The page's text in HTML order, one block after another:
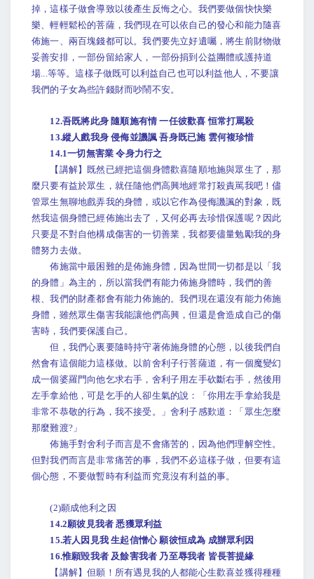
掉，這樣子做會導致以後產生反悔之心。我們要做個快快樂
樂、輕輕鬆松的菩薩，我們現在可以依自己的發心和能力隨喜
佈施一、兩百塊錢都可以。我們要先立好遺囑，將生前財物做
妥善安排，一部份留給家人，一部份捐到公益團體或護持道
場...等等。這樣子做既可以利益自己也可以利益他人，不要讓
我們的子女為些許錢財而吵鬧不安。
12.吾既將此身 隨順施有情 一任彼歡喜 恒常打罵殺
13.縱人戲我身 侵侮並譏諷 吾身既已施 雲何複珍惜
14.1一切無害業 令身力行之
【講解】既然已經把這個身體歡喜隨順地施與眾生了，那
麼只要有益於眾生，就任隨他們高興地經常打殺責駡我吧！儘
管眾生無聊地戲弄我的身體，或以它作為侵侮譏諷的對象，既
然我這個身體已經佈施出去了，又何必再去珍惜保護呢？因此
只要是不對自他構成傷害的一切善業，我都要儘量勉勵我的身
體努力去做。
佈施當中最困難的是佈施身體，因為世間一切都是以「我
的身體」為主的，所以當我們有能力佈施身體時，我們的善
根、我們的財產都會有能力佈施的。我們現在還沒有能力佈施
身體，雖然眾生傷害我能讓他們高興，但還是會造成自己的傷
害時，我們要保護自己。
但，我們心裏要隨時持守著佈施身體的心態，以後我們自
然會有這個能力這樣做。以前舍利子行菩薩道，有一個魔變幻
成一個婆羅門向他乞求右手，舍利子用左手砍斷右手，然後用
左手拿給他，可是乞手的人卻生氣的說：「你用左手拿給我是
非常不恭敬的行為，我不接受。」舍利子感歎道：「眾生怎麼
那麼難渡?」
佈施手對舍利子而言是不會痛苦的，因為他們理解空性。
但對我們而言是非常痛苦的事，我們不必這樣子做，但要有這
個心態，不要做暫時有利益而究竟沒有利益的事。
(2)願成他利之因
14.2願彼見我者 悉獲眾利益
15.若人因見我 生起信憎心 願彼恒成為 成辦眾利因
16.惟願毀我者 及餘害我者 乃至辱我者 皆長菩提緣
【講解】但願！所有遇見我的人都能心生歡喜並獲得種種